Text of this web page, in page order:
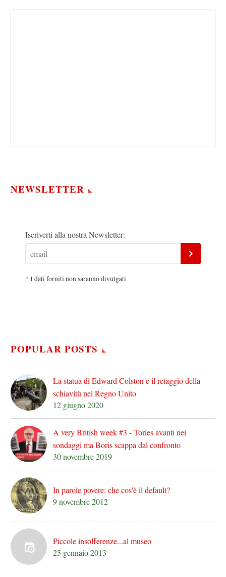
NEWSLETTER
Iscriverti alla nostra Newsletter:
* I dati forniti non saranno divulgati
POPULAR POSTS
La statua di Edward Colston e il retaggio della
schiavitù nel Regno Unito
12 giugno 2020
A very British week #3 - Tories avanti nei
sondaggi ma Boris scappa dal confronto
30 novembre 2019
In parole povere: che cos'è il default?
9 novembre 2012
Piccole insofferenze...al museo
25 gennaio 2013